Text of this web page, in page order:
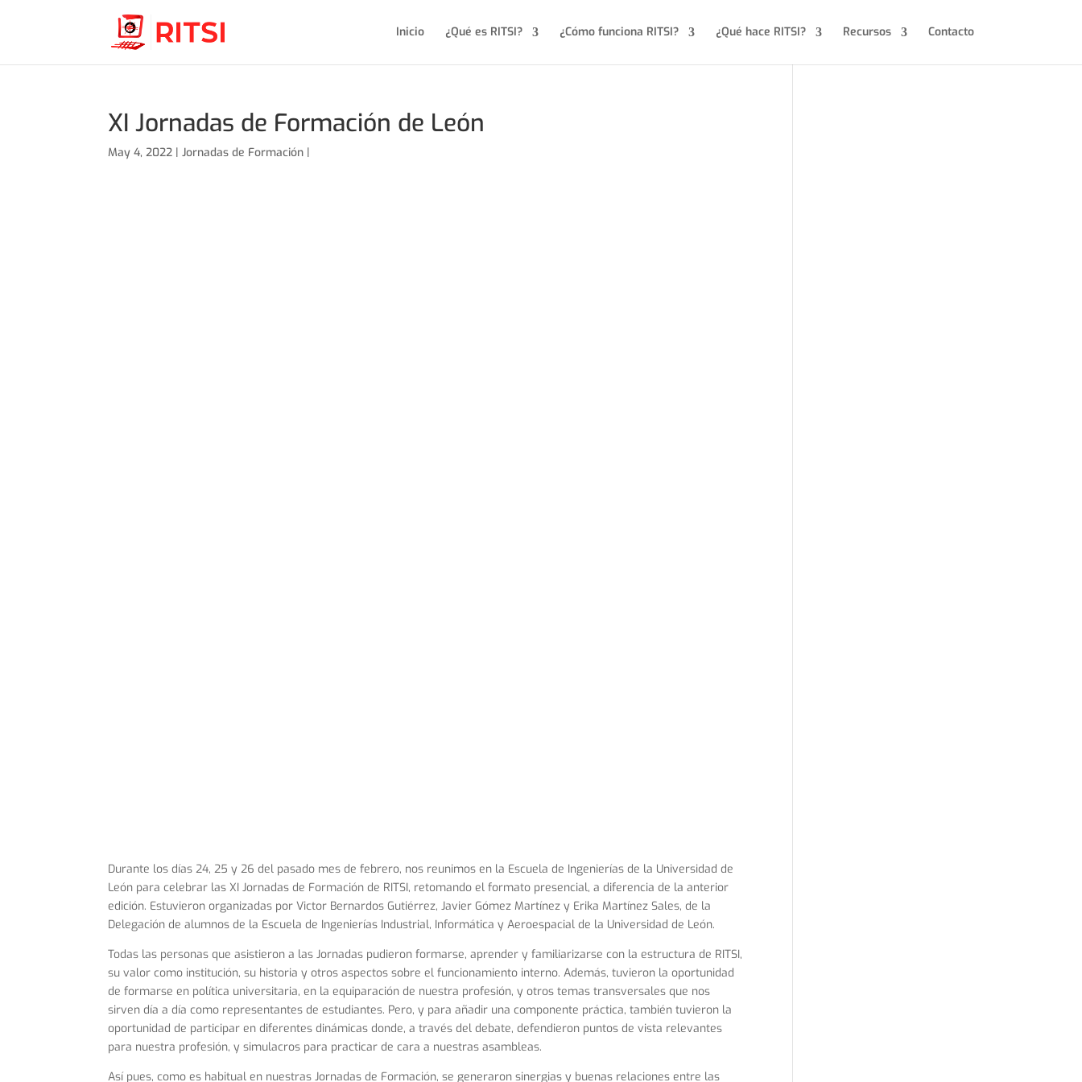
Inicio ¿Qué es RITSI? ¿Cómo funciona RITSI? ¿Qué hace RITSI? Recursos Contacto
XI Jornadas de Formación de León
May 4, 2022 |Jornadas de Formación |
Durante los días 24, 25 y 26 del pasado mes de febrero, nos reunimos en la Escuela de Ingenierías de la Universidad de
León para celebrar las XI Jornadas de Formación de RITSI, retomando el formato presencial, a diferencia de la anterior
edición. Estuvieron organizadas por Victor Bernardos Gutiérrez, Javier Gómez Martínez y Erika Martínez Sales, de la
Delegación de alumnos de la Escuela de Ingenierías Industrial, Informática y Aeroespacial de la Universidad de León.
Todas las personas que asistieron a las Jornadas pudieron formarse, aprender y familiarizarse con la estructura de RITSI,
su valor como institución, su historia y otros aspectos sobre el funcionamiento interno. Además, tuvieron la oportunidad
de formarse en política universitaria, en la equiparación de nuestra profesión, y otros temas transversales que nos
sirven día a día como representantes de estudiantes. Pero, y para añadir una componente práctica, también tuvieron la
oportunidad de participar en diferentes dinámicas donde, a través del debate, defendieron puntos de vista relevantes
para nuestra profesión, y simulacros para practicar de cara a nuestras asambleas.
Así pues, como es habitual en nuestras Jornadas de Formación, se generaron sinergias y buenas relaciones entre las